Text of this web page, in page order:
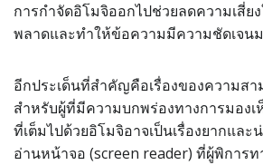
การกำจัดอิโมจิออกไปช่วยลดความเสี่ย
พลาดและทำให้ข้อความมีความชัดเจน
อีกประเด็นที่สำคัญคือเรื่องของความสา
สำหรับผู้ที่มีความบกพร่องทางการมอง
ที่เต็มไปด้วยอิโมจิอาจเป็นเรื่องยากแล
อ่านหน้าจอ (screen reader) ที่ผู้พิการท